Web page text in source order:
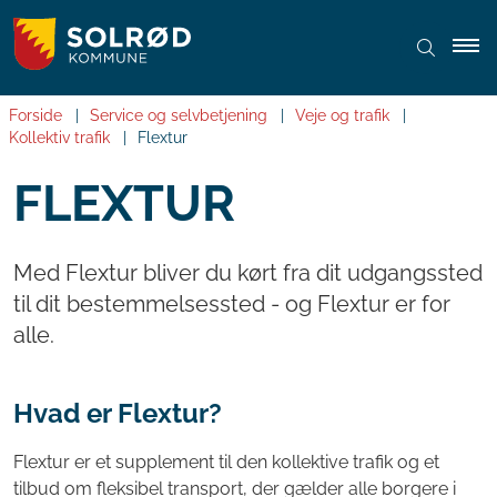
Forside Service og selvbetjening
Veje og trafik
Kollektiv trafik
Flextur
FLEXTUR
Med Flextur bliver du kørt fra dit udgangssted
til dit bestemmelsessted - og Flextur er for
alle.
Hvad er Flextur?
Flextur er et supplement til den kollektive trafik og et
tilbud om fleksibel transport, der gælder alle borgere i